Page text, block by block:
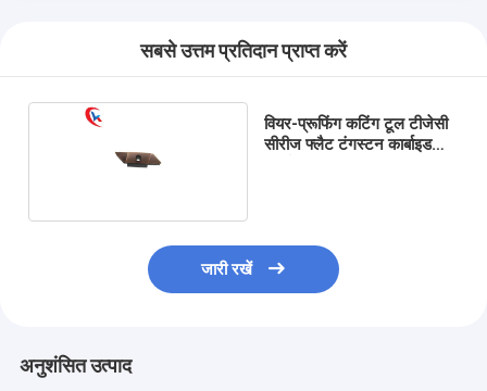
सबसे उत्तम प्रतिदान प्राप्त करें
वियर-प्रूफिंग कटिंग टूल टीजेसी
सीरीज फ्लैट टंगस्टन कार्बाइड
जारी रखें
अनुशंसित उत्पाद